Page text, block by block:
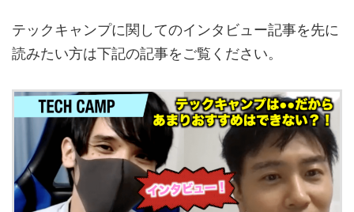
テックキャンプに関してのインタビュー記事を先に
読みたい方は下記の記事をご覧ください。